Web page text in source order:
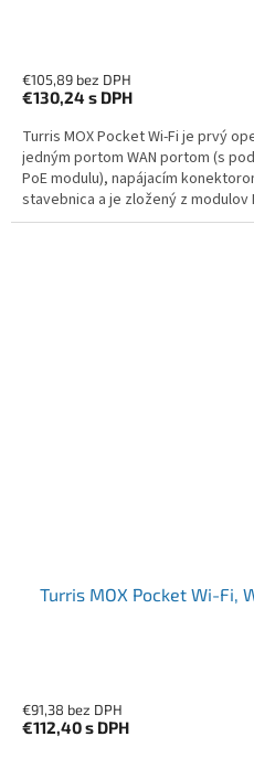
€105,89 bez DPH
€130,24 s DPH
Turris MOX Pocket Wi-Fi je prvý
jedným portom WAN portom (s
PoE modulu), napájacím
stavebnica a je zložený z modulov
Turris MOX Pocket Wi-Fi,
€91,38 bez DPH
€112,40s DPH